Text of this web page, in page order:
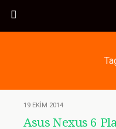
19 EKIM 2014
Asus Nexus 6